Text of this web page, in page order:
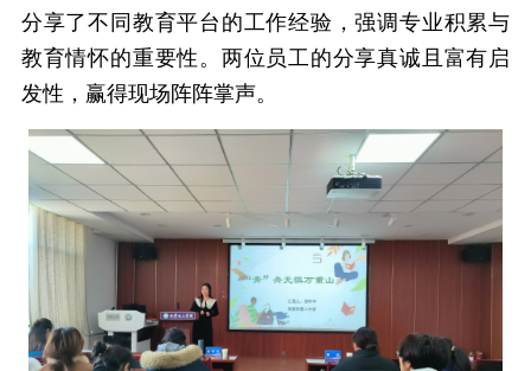
分享了不同教育平台的工作经验，强调专业积累与
教育情怀的重要性。两位员工的分享真诚且富有启
发性，赢得现场阵阵掌声。